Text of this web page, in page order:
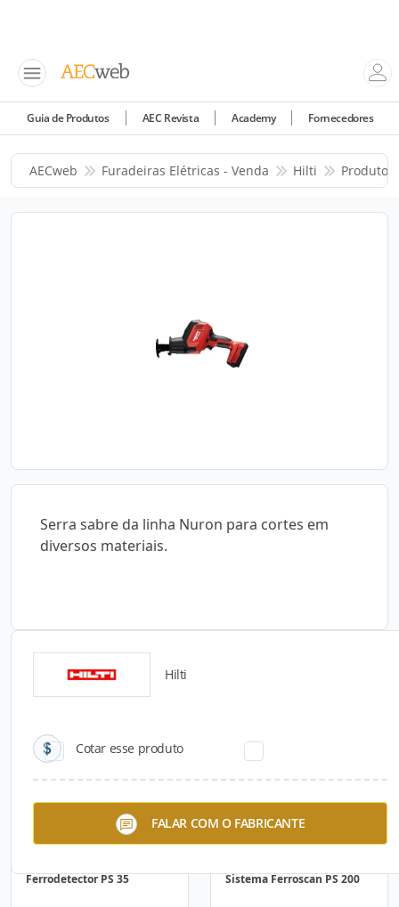
Guia de Produtos AEC Revista Academy Fornecedores
AECweb Furadeiras Elétricas - Venda Hilti Produtos
Serra sabre da linha Nuron para cortes em
diversos materiais.
Hilti
Cotar esse produto
FALAR COM O FABRICANTE
Catálogos para Download
Ferrodetector PS 35 Sistema Ferroscan PS 200